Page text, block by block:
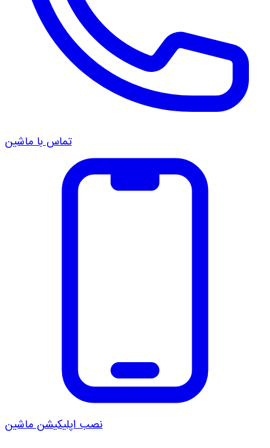
تماس با ماشین
نصب اپلیکیشن ماشین